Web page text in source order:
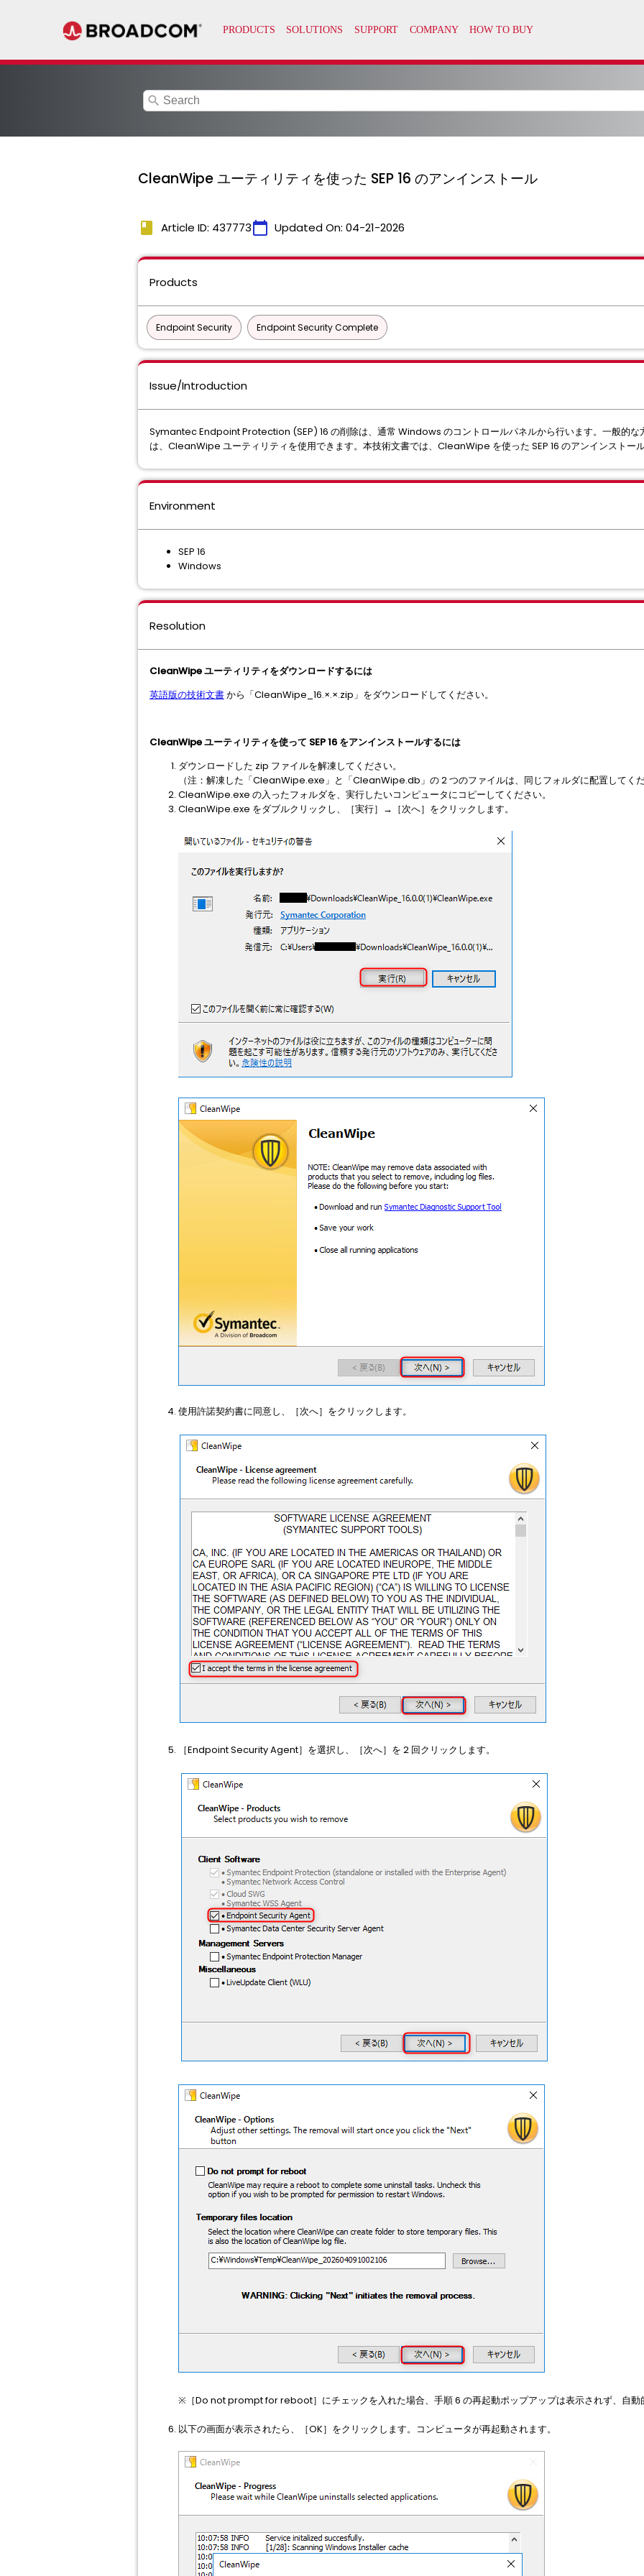
search
CleanWipe ユーティリティを使った SEP 16 のアンインストール
book Article ID: 437773calendar_today Updated On: 04-21-2026
Products
Endpoint Security Endpoint Security Complete
Issue/Introduction
Symantec Endpoint Protection (SEP) 16 の削除は、通常 Windows のコントロールパネルから行います。一般的な
は、CleanWipe ユーティリティを使用できます。本技術文書では、CleanWipe を使った SEP 16 のアンインストール
Environment
SEP 16
Windows
Resolution
CleanWipe ユーティリティをダウンロードするには
英語版の技術文書から「CleanWipe_16.×.×.zip」をダウンロードしてください。
CleanWipe ユーティリティを使って SEP 16 をアンインストールするには
ダウンロードした zip ファイルを解凍してください。
（注：解凍した「CleanWipe.exe」と「CleanWipe.db」の 2 つのファイルは、同じフォルダに配置してくだ
CleanWipe.exe の入ったフォルダを、実行したいコンピュータにコピーしてください。
CleanWipe.exe をダブルクリックし、［実行］→［次へ］をクリックします。
使用許諾契約書に同意し、［次へ］をクリックします。
［Endpoint Security Agent］を選択し、［次へ］を 2 回クリックします。
※［Do not prompt for reboot］にチェックを入れた場合、手順 6 の再起動ポップアップは表示されず、自動
以下の画面が表示されたら、［OK］をクリックします。コンピュータが再起動されます。